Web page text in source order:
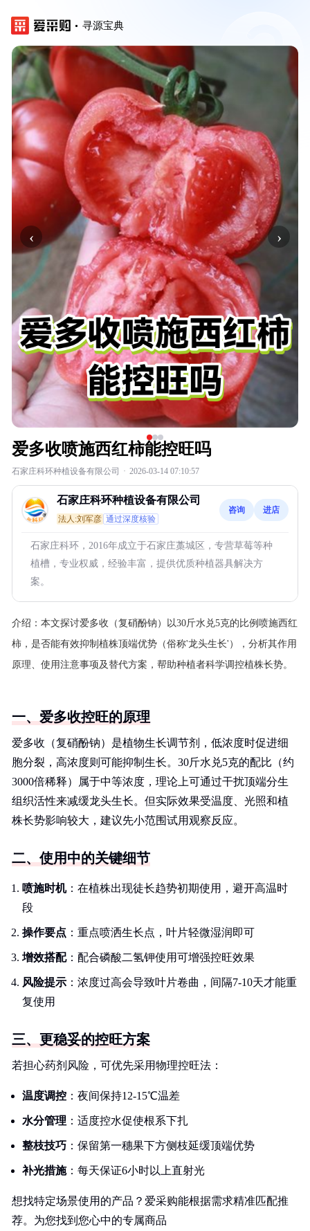
寻源宝典
‹ ›
爱多收喷施西红柿能控旺吗
石家庄科环种植设备有限公司 · 2026-03-14 07:10:57
石家庄科环种植设备有限公司
法人:刘军彦 通过深度核验
咨询 进店
石家庄科环，2016年成立于石家庄藁城区，专营草莓等种
植槽，专业权威，经验丰富，提供优质种植器具解决方
案。
介绍： 本文探讨爱多收（复硝酚钠）以30斤水兑5克的比例喷施西红
柿，是否能有效抑制植株顶端优势（俗称'龙头生长'），分析其作用
原理、使用注意事项及替代方案，帮助种植者科学调控植株长势。
一、爱多收控旺的原理
爱多收（复硝酚钠）是植物生长调节剂，低浓度时促进细
胞分裂，高浓度则可能抑制生长。30斤水兑5克的配比（约
3000倍稀释）属于中等浓度，理论上可通过干扰顶端分生
组织活性来减缓龙头生长。但实际效果受温度、光照和植
株长势影响较大，建议先小范围试用观察反应。
二、使用中的关键细节
喷施时机：在植株出现徒长趋势初期使用，避开高温时
段
操作要点 ：重点喷洒生长点，叶片轻微湿润即可
增效搭配：配合磷酸二氢钾使用可增强控旺效果
风险提示 ：浓度过高会导致叶片卷曲，间隔7-10天才能重
复使用
三、更稳妥的控旺方案
若担心药剂风险，可优先采用物理控旺法：
温度调控 ：夜间保持12-15℃温差
水分管理 ：适度控水促使根系下扎
整枝技巧 ：保留第一穗果下方侧枝延缓顶端优势
补光措施：每天保证6小时以上直射光
想找特定场景使用的产品？爱采购能根据需求精准匹配推
荐。为您找到您心中的专属商品